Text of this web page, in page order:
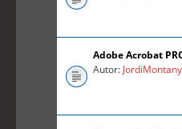
Adobe Acrobat
Autor: